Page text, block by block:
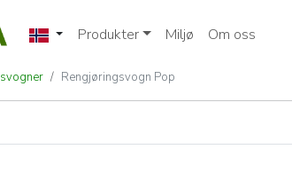
Produkter Miljø Om oss
Rengjøringsvogn Pop
Pop